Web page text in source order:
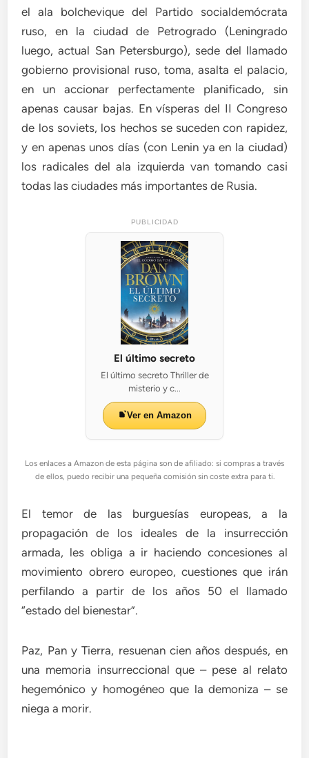
el ala bolchevique del Partido socialdemócrata
ruso, en la ciudad de Petrogrado (Leningrado
luego, actual San Petersburgo), sede del llamado
gobierno provisional ruso, toma, asalta el palacio,
en un accionar perfectamente planificado, sin
apenas causar bajas. En vísperas del II Congreso
de los soviets, los hechos se suceden con rapidez,
y en apenas unos días (con Lenin ya en la ciudad)
los radicales del ala izquierda van tomando casi
todas las ciudades más importantes de Rusia.
PUBLICIDAD
El último secreto
El último secreto Thriller de
misterio y c...
Ver en Amazon
Los enlaces a Amazon de esta página son de afiliado: si compras a través
de ellos, puedo recibir una pequeña comisión sin coste extra para ti.
El temor de las burguesías europeas, a la
propagación de los ideales de la insurrección
armada, les obliga a ir haciendo concesiones al
movimiento obrero europeo, cuestiones que irán
perfilando a partir de los años 50 el llamado
“estado del bienestar”.
Paz, Pan y Tierra, resuenan cien años después, en
una memoria insurreccional que – pese al relato
hegemónico y homogéneo que la demoniza – se
niega a morir.